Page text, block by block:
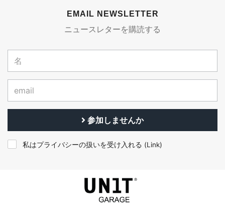
EMAIL NEWSLETTER
ニュースレターを購読する
参加しませんか
私はプライバシーの扱いを受け入れる (Link)